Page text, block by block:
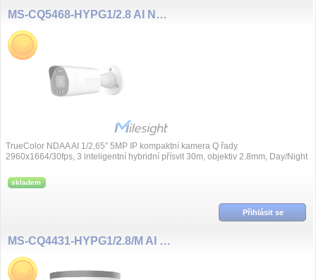
MS-CQ5468-HYPG1/2.8 AI NDAA 5MP/30fps 2.8mm, TrueColor
TrueColor NDAA AI 1/2,65” 5MP IP kompaktní kamera Q řady
2960x1664/30fps, 3 inteligentní hybridní přísvit 30m, objektiv 2.8mm, Day/Night
skladem
Přihlásit se
MS-CQ4431-HYPG1/2.8/M AI NDAA 4MP/30fps 2,8mm, TrueColor